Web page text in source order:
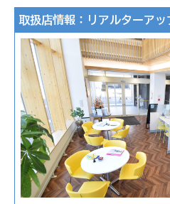
取扱店情報：リアルターアッ